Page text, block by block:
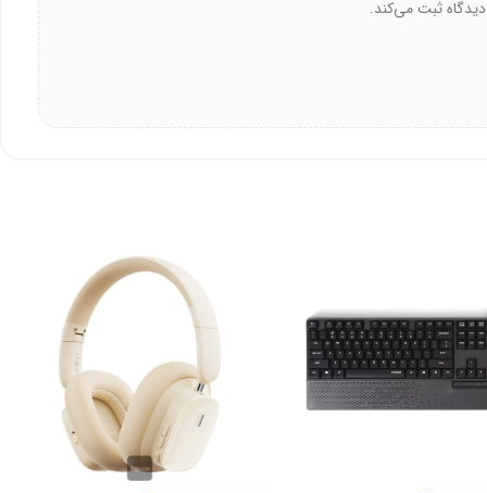
از کیفیت و پشتیبانی را تضمین می‌کند.